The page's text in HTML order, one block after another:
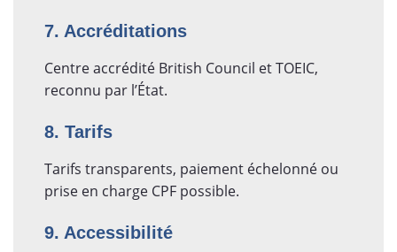
7. Accréditations
Centre accrédité British Council et TOEIC,
reconnu par l’État.
8. Tarifs
Tarifs transparents, paiement échelonné ou
prise en charge CPF possible.
9. Accessibilité